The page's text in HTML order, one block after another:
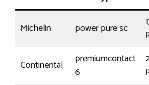
Michelin power pure sc
Continental
premiumcontact
6